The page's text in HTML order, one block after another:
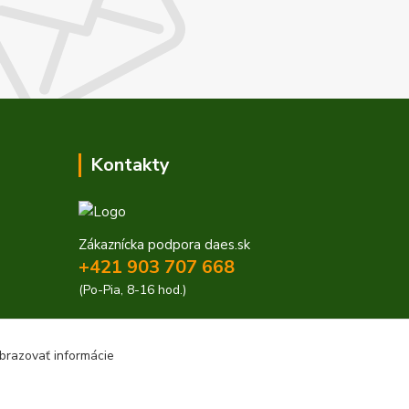
Kontakty
Zákaznícka podpora daes.sk
+421 903 707 668
(Po-Pia, 8-16 hod.)
informácie